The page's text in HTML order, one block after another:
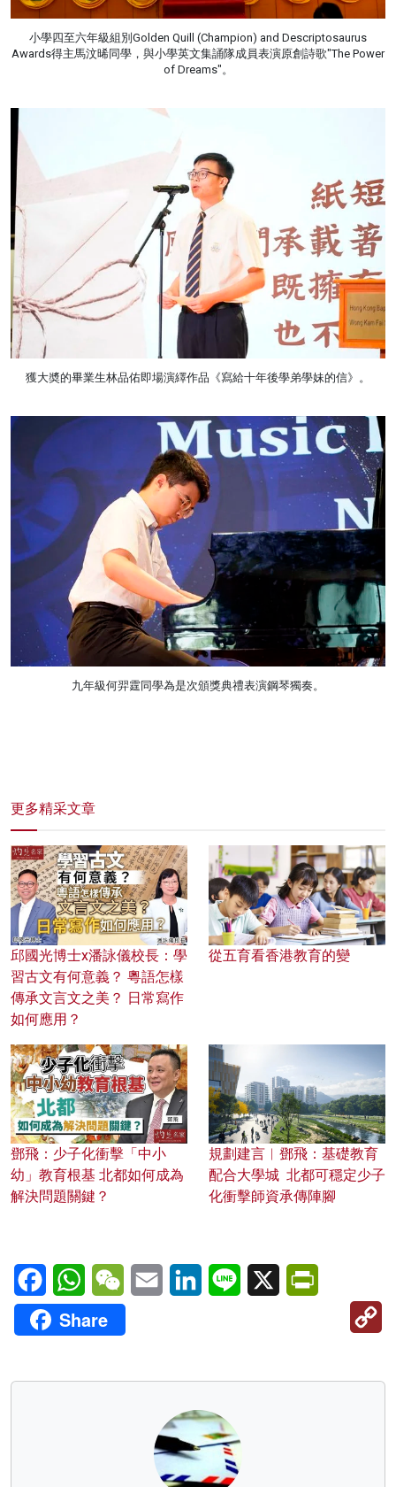
小學四至六年級組別Golden Quill (Champion) and Descriptosaurus
Awards得主馬汶晞同學，與小學英文集誦隊成員表演原創詩歌"The Power
of Dreams"。
獲大奬的畢業生林品佑即場演繹作品《寫給十年後學弟學妹的信》。
九年級何羿霆同學為是次頒獎典禮表演鋼琴獨奏。
更多精采文章
邱國光博士x潘詠儀校長：學
習古文有何意義？ 粵語怎樣
傳承文言文之美？ 日常寫作
如何應用？
從五育看香港教育的變
鄧飛：少子化衝擊「中小
幼」教育根基 北都如何成為
解決問題關鍵？
規劃建言︱鄧飛：基礎教育
配合大學城 北都可穩定少子
化衝擊師資承傳陣腳
FacebookWhatsAppWeChatEmail LinkedInLine X
Share